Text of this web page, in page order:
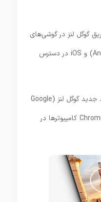
گوگل لنز در گوشی‌های
هوشمند مبتنی بر اندروید(Android) و iOS در دسترس
Circle to Search اکنون با نماد جدید گوگل لنز (Google
Lens) در مرورگر کروم و Chromebook کامپیوترها در